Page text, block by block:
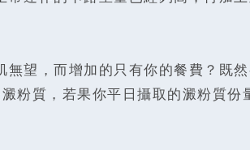
望，而增加的只有你的餐費？既
質，若果你平日攝取的澱粉質份